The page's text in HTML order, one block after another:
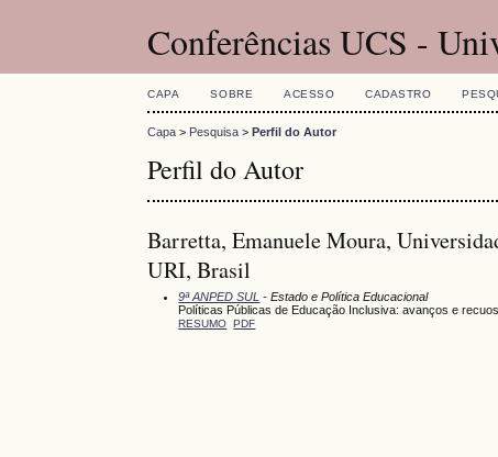
Conferências UCS -
CAPA SOBRE ACESSO CADASTRO
Capa > Pesquisa >Perfil do Autor
Perfil do Autor
Barretta, Emanuele Moura,
URI, Brasil
9ª ANPED SUL - Estado e Política Educacional
Políticas Públicas de Educação Inclusiva: avanços e
RESUMO PDF